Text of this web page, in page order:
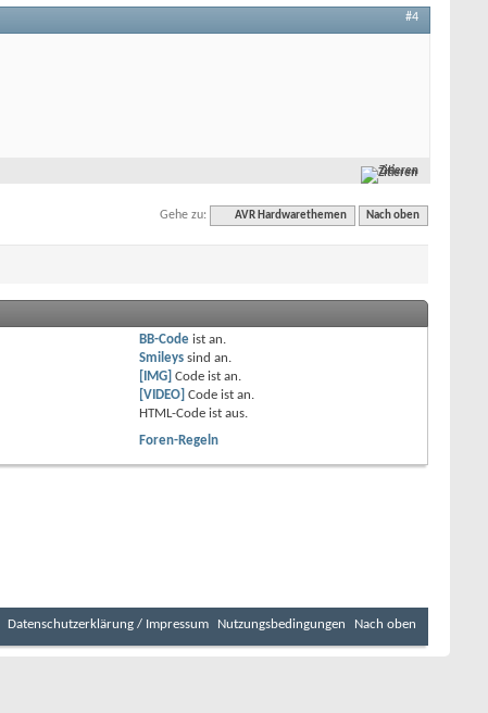
#4
Zitieren
Gehe zu: AVR Hardwarethemen Nach oben
BB-Code istan.
Smileys sindan.
[IMG] Code istan.
[VIDEO] Code istan.
HTML-Code istaus.
Foren-Regeln
Datenschutzerklärung / Impressum Nutzungsbedingungen Nach oben